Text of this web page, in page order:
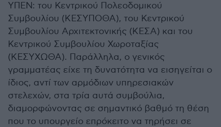
ΥΠΕΝ: του Κεντρικού Πολεοδομικού
Συμβουλίου (ΚΕΣΥΠΟΘΑ), του Κεντρικού
Συμβουλίου Αρχιτεκτονικής (ΚΕΣΑ) και του
Κεντρικού Συμβουλίου Χωροταξίας
(ΚΕΣΥΧΩΘΑ). Παράλληλα, ο γενικός
γραμματέας είχε τη δυνατότητα να εισηγείται ο
ίδιος, αντί των αρμόδιων υπηρεσιακών
στελεχών, στα τρία αυτά συμβούλια,
διαμορφώνοντας σε σημαντικό βαθμό τη θέση
που το υπουργείο επρόκειτο να τηρήσει σε